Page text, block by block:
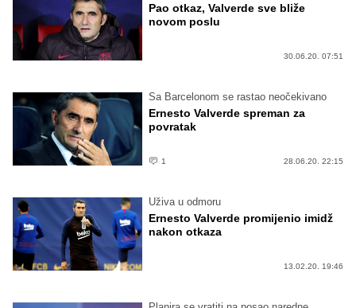
Pao otkaz, Valverde sve bliže
novom poslu
30.06.20. 07:51
Sa Barcelonom se rastao neočekivano
Ernesto Valverde spreman za
povratak
1 28.06.20. 22:15
Uživa u odmoru
Ernesto Valverde promijenio imidž
nakon otkaza
13.02.20. 19:46